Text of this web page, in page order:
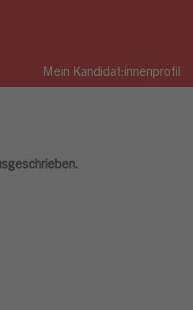
Mein Kandidat:innenprofil